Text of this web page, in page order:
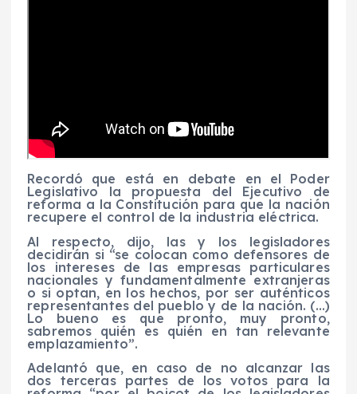
Recordó que está en debate en el Poder
Legislativo la propuesta del Ejecutivo de
reforma a la Constitución para que la nación
recupere el control de la industria eléctrica.
Al respecto, dijo, las y los legisladores
decidirán si “se colocan como defensores de
los intereses de las empresas particulares
nacionales y fundamentalmente extranjeras
o si optan, en los hechos, por ser auténticos
representantes del pueblo y de la nación. (…)
Lo bueno es que pronto, muy pronto,
sabremos quién es quién en tan relevante
emplazamiento”.
Adelantó que, en caso de no alcanzar las
dos terceras partes de los votos para la